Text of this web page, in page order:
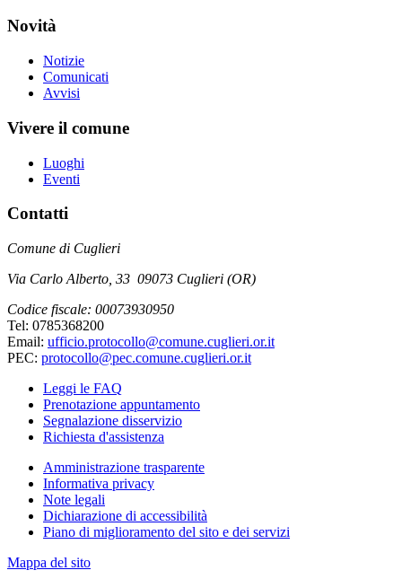
Novità
Notizie
Comunicati
Avvisi
Vivere il comune
Luoghi
Eventi
Contatti
Comune di Cuglieri
Via Carlo Alberto, 33 09073 Cuglieri (OR)
Codice fiscale: 00073930950
Tel: 0785368200
Email: ufficio.protocollo@comune.cuglieri.or.it
PEC: protocollo@pec.comune.cuglieri.or.it
Leggi le FAQ
Prenotazione appuntamento
Segnalazione disservizio
Richiesta d'assistenza
Amministrazione trasparente
Informativa privacy
Note legali
Dichiarazione di accessibilità
Piano di miglioramento del sito e dei servizi
Mappa del sito